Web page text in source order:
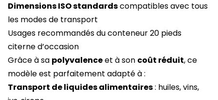
Dimensions ISO standardscompatibles avec tous
les modes de transport
Usages recommandés du conteneur 20 pieds
citerne d’occasion
Grâce à sa polyvalenceet à son coût réduit, ce
modèle est parfaitement adapté à :
Transport de liquides alimentaires: huiles, vins,